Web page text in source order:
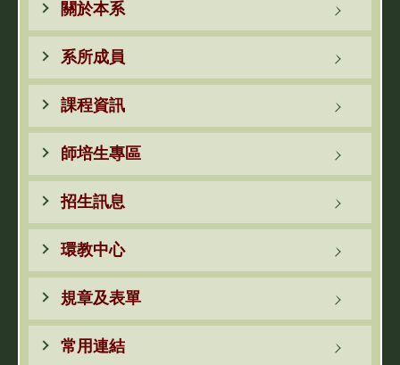
關於本系
系所成員
課程資訊
師培生專區
招生訊息
環教中心
規章及表單
常用連結